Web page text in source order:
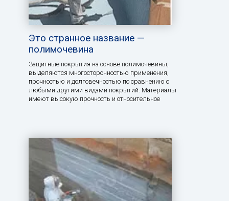
Это странное название —
полимочевина
Защитные покрытия на основе полимочевины,
выделяются многосторонностью применения,
прочностью и долговечностью по сравнению с
любыми другими видами покрытий. Материалы
имеют высокую прочность и относительное